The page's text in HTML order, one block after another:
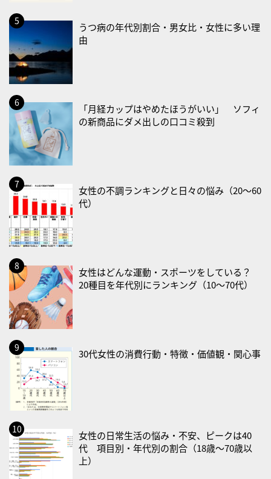
2026/08/25(火)
・いたわり肌の日
2026/08/26(水)
・風呂の日
2026/08/29(土)
・筋肉強化の日
2026/08/30(日)
・ＥＰＡの日
2026/08/31(月)
・菜の日
・血管内破砕術（IVL）の日
2026/09/01(火)
・がん征圧月間
・世界アルツハイマー月間
・健康増進普及月間
・歯ヂカラ探究月間
・職場の健康診断実施強化月間
・大腸がん検診の日
・防災の日
2026/09/02(水)
・がん征圧月間
・世界アルツハイマー月間
・健康増進普及月間
・歯ヂカラ探究月間
・職場の健康診断実施強化月間
うつ病の年代別割合・男女比・女性に多い理
由
「月経カップはやめたほうがいい」 ソフィ
の新商品にダメ出しの口コミ殺到
女性の不調ランキングと日々の悩み（20〜60
代）
女性はどんな運動・スポーツをしている？
20種目を年代別にランキング（10〜70代）
30代女性の消費行動・特徴・価値観・関心事
女性の日常生活の悩み・不安、ピークは40
代 項目別・年代別の割合（18歳〜70歳以
上）